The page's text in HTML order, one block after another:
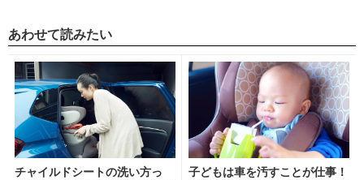
あわせて読みたい
チャイルドシートの洗い方っ
子どもは車を汚すことが仕事！